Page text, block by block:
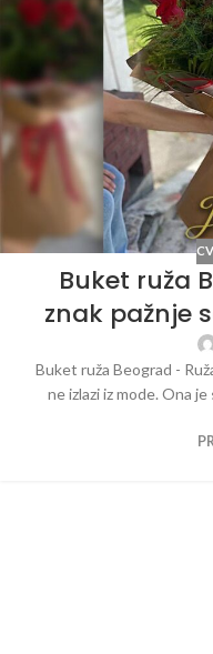
Buket ruža
znak pažnje
Buket ruža Beograd -
ne izlazi iz mode. Ona